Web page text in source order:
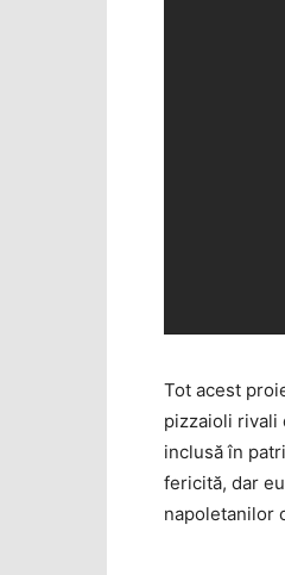
Tot acest
pizzaioli rivali
inclusă în
fericită, dar
napoletanilor